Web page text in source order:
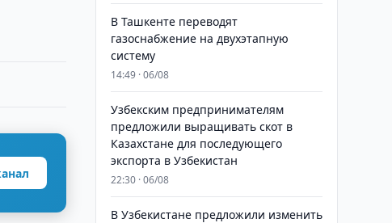
В Ташкенте переводят
газоснабжение на двухэтапную
систему
14:49 · 06/08
Узбекским предпринимателям
предложили выращивать скот в
Казахстане для последующего
экспорта в Узбекистан
22:30 · 06/08
В Узбекистане предложили изменить